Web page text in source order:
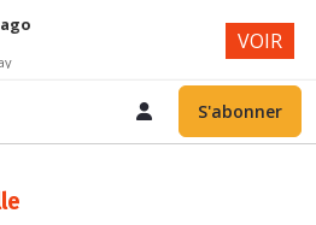
S'abonner
VOIR